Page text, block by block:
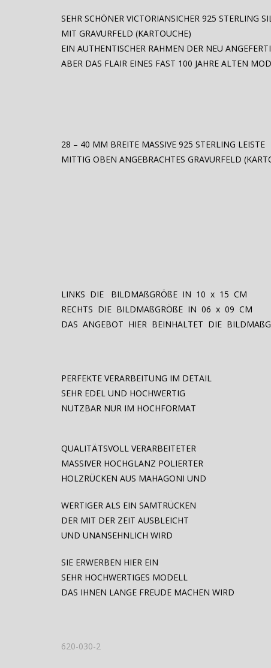
SEHR SCHÖNER VICTORIANSICHER 925 STERLING
MIT GRAVURFELD (KARTOUCHE)
EIN AUTHENTISCHER RAHMEN DER NEU
ABER DAS FLAIR EINES FAST 100 JAHRE ALTEN
28 – 40 MM BREITE MASSIVE 925 STERLING LEISTE
MITTIG OBEN ANGEBRACHTES GRAVURFELD
LINKS DIE BILDMAßGRÖßE IN 10 x 15 CM
RECHTS DIE BILDMAßGRÖßE IN 06 x 09 CM
DAS ANGEBOT HIER BEINHALTET DIE
PERFEKTE VERARBEITUNG IM DETAIL
SEHR EDEL UND HOCHWERTIG
NUTZBAR NUR IM HOCHFORMAT
QUALITÄTSVOLL VERARBEITETER
MASSIVER HOCHGLANZ POLIERTER
HOLZRÜCKEN AUS MAHAGONI UND
WERTIGER ALS EIN SAMTRÜCKEN
DER MIT DER ZEIT AUSBLEICHT
UND UNANSEHNLICH WIRD
SIE ERWERBEN HIER EIN
SEHR HOCHWERTIGES MODELL
DAS IHNEN LANGE FREUDE MACHEN WIRD
620-030-2